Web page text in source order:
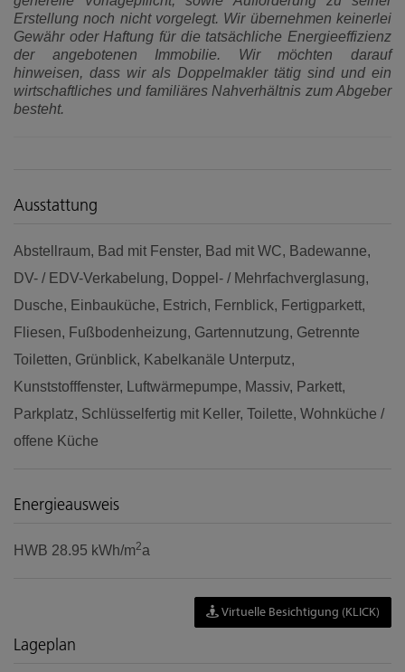
Erstellung noch nicht vorgelegt. Wir übernehmen keinerlei
Gewähr oder Haftung für die tatsächliche Energieeffizienz
der angebotenen Immobilie. Wir möchten darauf
hinweisen, dass wir als Doppelmakler tätig sind und ein
wirtschaftliches und familiäres Nahverhältnis zum Abgeber
besteht.
Ausstattung
Abstellraum Bad mit Fenster Bad mit WC
Badewanne
DV- / EDV-Verkabelung
Doppel- / Mehrfachverglasung
Dusche
Einbauküche Estrich Fernblick
Fertigparkett
Fliesen
Fußbodenheizung Gartennutzung Getrennte
Toiletten Grünblick
Kabelkanäle Unterputz
Kunststofffenster
Luftwärmepumpe Massiv
Parkett
Parkplatz Schlüsselfertig mit Keller Toilette Wohnküche /
offene Küche
Energieausweis
HWB 28.95 kWh/m2a
Virtuelle Besichtigung (KLICK)
Lageplan